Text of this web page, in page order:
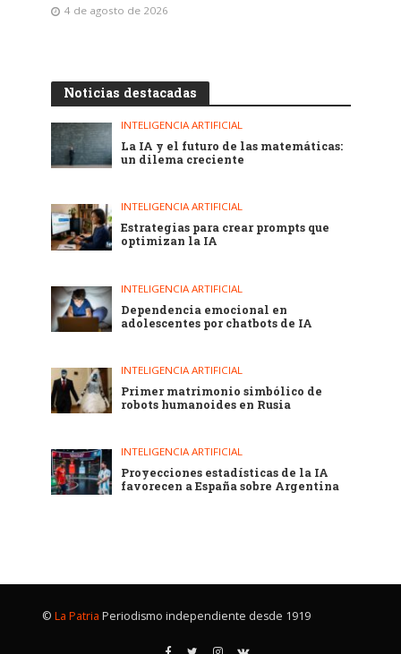
4 de agosto de 2026
Noticias destacadas
INTELIGENCIA ARTIFICIAL
La IA y el futuro de las matemáticas:
un dilema creciente
INTELIGENCIA ARTIFICIAL
Estrategias para crear prompts que
optimizan la IA
INTELIGENCIA ARTIFICIAL
Dependencia emocional en
adolescentes por chatbots de IA
INTELIGENCIA ARTIFICIAL
Primer matrimonio simbólico de
robots humanoides en Rusia
INTELIGENCIA ARTIFICIAL
Proyecciones estadísticas de la IA
favorecen a España sobre Argentina
© La Patria Periodismo independiente desde 1919